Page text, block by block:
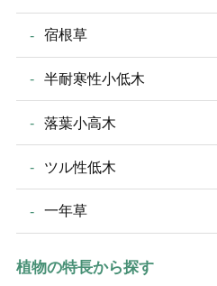
宿根草
半耐寒性小低木
落葉小高木
ツル性低木
一年草
植物の特長から探す